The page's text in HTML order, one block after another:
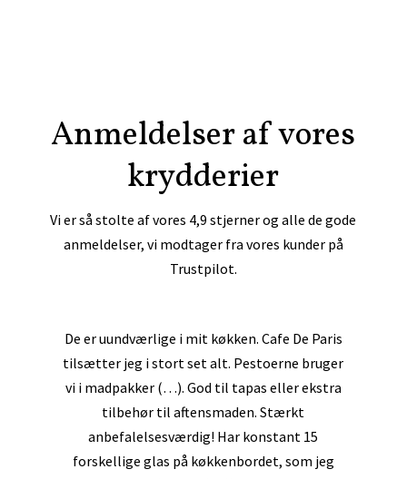
Anmeldelser af vores
krydderier
Vi er så stolte af vores 4,9 stjerner og alle de gode
anmeldelser, vi modtager fra vores kunder på
Trustpilot.
De er uundværlige i mit køkken. Cafe De Paris
tilsætter jeg i stort set alt. Pestoerne bruger
vi i madpakker (…). God til tapas eller ekstra
tilbehør til aftensmaden. Stærkt
anbefalelsesværdig! Har konstant 15
forskellige glas på køkkenbordet, som jeg